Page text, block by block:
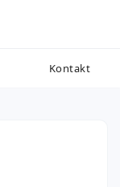
Kontakt